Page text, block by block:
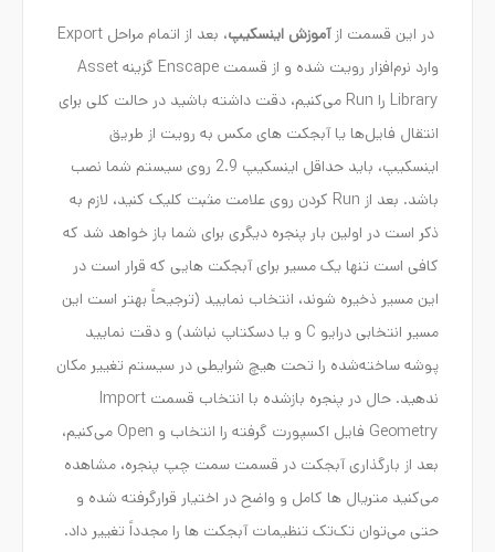
در این قسمت ازآموزش اینسکیپ
، بعد از اتمام مراحل Export
وارد نرم‌افزار رویت شده و از قسمت Enscape گزینه Asset
Library را Run می‌کنیم، دقت داشته باشید در حالت کلی برای
انتقال فایل‌ها یا آبجکت های مکس به رویت از طریق
اینسکیپ، باید حداقل اینسکیپ 2.9 روی سیستم شما نصب
باشد. بعد از Run کردن روی علامت مثبت کلیک کنید، لازم به
ذکر است در اولین بار پنجره دیگری برای شما باز خواهد شد که
کافی است تنها یک مسیر برای آبجکت هایی که قرار است در
این مسیر ذخیره شوند، انتخاب نمایید (ترجیحاً بهتر است این
مسیر انتخابی درایو C و یا دسکتاپ نباشد) و دقت نمایید
پوشه ساخته‌شده را تحت هیچ شرایطی در سیستم تغییر مکان
ندهید. حال در پنجره بازشده با انتخاب قسمت Import
Geometry فایل اکسپورت گرفته را انتخاب و Open می‌کنیم،
بعد از بارگذاری آبجکت در قسمت سمت چپ پنجره، مشاهده
می‌کنید متریال ها کامل و واضح در اختیار قرارگرفته شده و
حتی می‌توان تک‌تک تنظیمات آبجکت ها را مجدداً تغییر داد.